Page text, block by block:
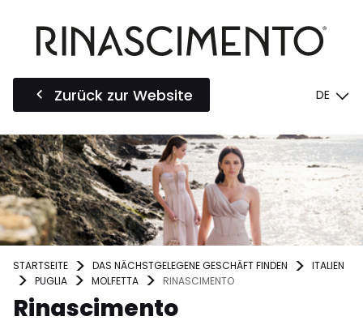
Zurück zur Website DE
STARTSEITE DAS NÄCHSTGELEGENE GESCHÄFT FINDEN
ITALIEN
PUGLIA
MOLFETTA RINASCIMENTO
Rinascimento